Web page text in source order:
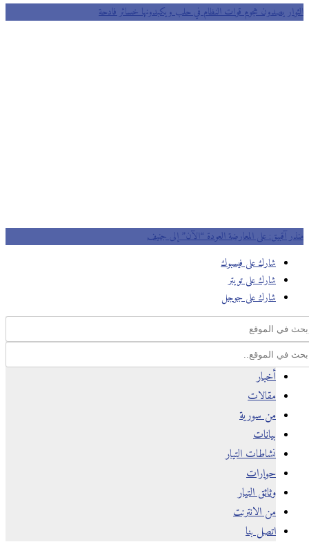
يصدون هجوم قوات النظام في حلب ويكبدونها خسائر فادحة
آقبيق: على المعارضة العودة “الآن” إلى جنيف
شارك على فيسبوك
شارك على تويتر
شارك على جوجل
أخبار
مقالات
من سورية
بيانات
نشاطات التيار
حوارات
وثائق التيار
من الانترنت
اتصل بنا